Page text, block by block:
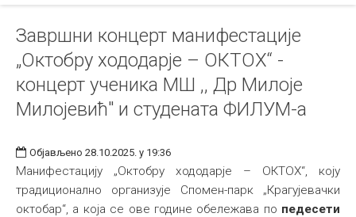
Уметност
Музичка уметност
Примењена и ликовна уметност
Галерија
Издаваштво
Библиотека
Студенти
Међународна
Завршни концерт манифестације
„Октобру хододарје – ОКТОХ“ -
концерт ученика МШ ,, Др Милоје
Милојевић" и студената ФИЛУМ-а
Објављено 28.10.2025. у 19:36
Манифестацију „Октобру хододарје – ОКТОХ“, коју
традиционално организује Спомен-парк „Крагујевачки
октобар“, а која се ове године обележава по педесети